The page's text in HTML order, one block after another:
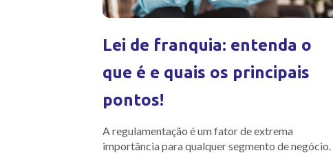
Lei de franquia: entenda o
que é e quais os principais
pontos!
A regulamentação é um fator de extrema
importância para qualquer segmento de negócio.